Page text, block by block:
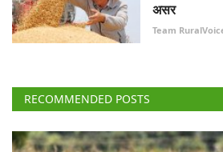
असर
Team
RECOMMENDED POSTS